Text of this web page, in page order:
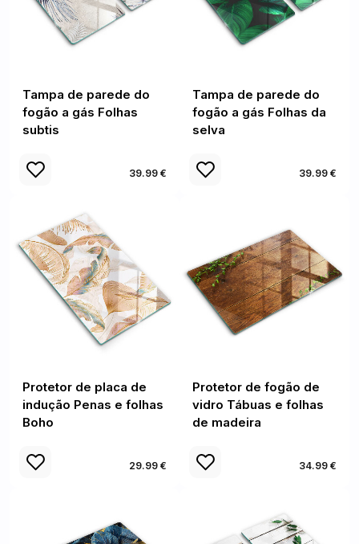
Tampa de parede do
fogão a gás Folhas
subtis
39.99 €
Tampa de parede do
fogão a gás Folhas da
selva
39.99 €
Protetor de placa de
indução Penas e folhas
Boho
29.99 €
Protetor de fogão de
vidro Tábuas e folhas
de madeira
34.99 €